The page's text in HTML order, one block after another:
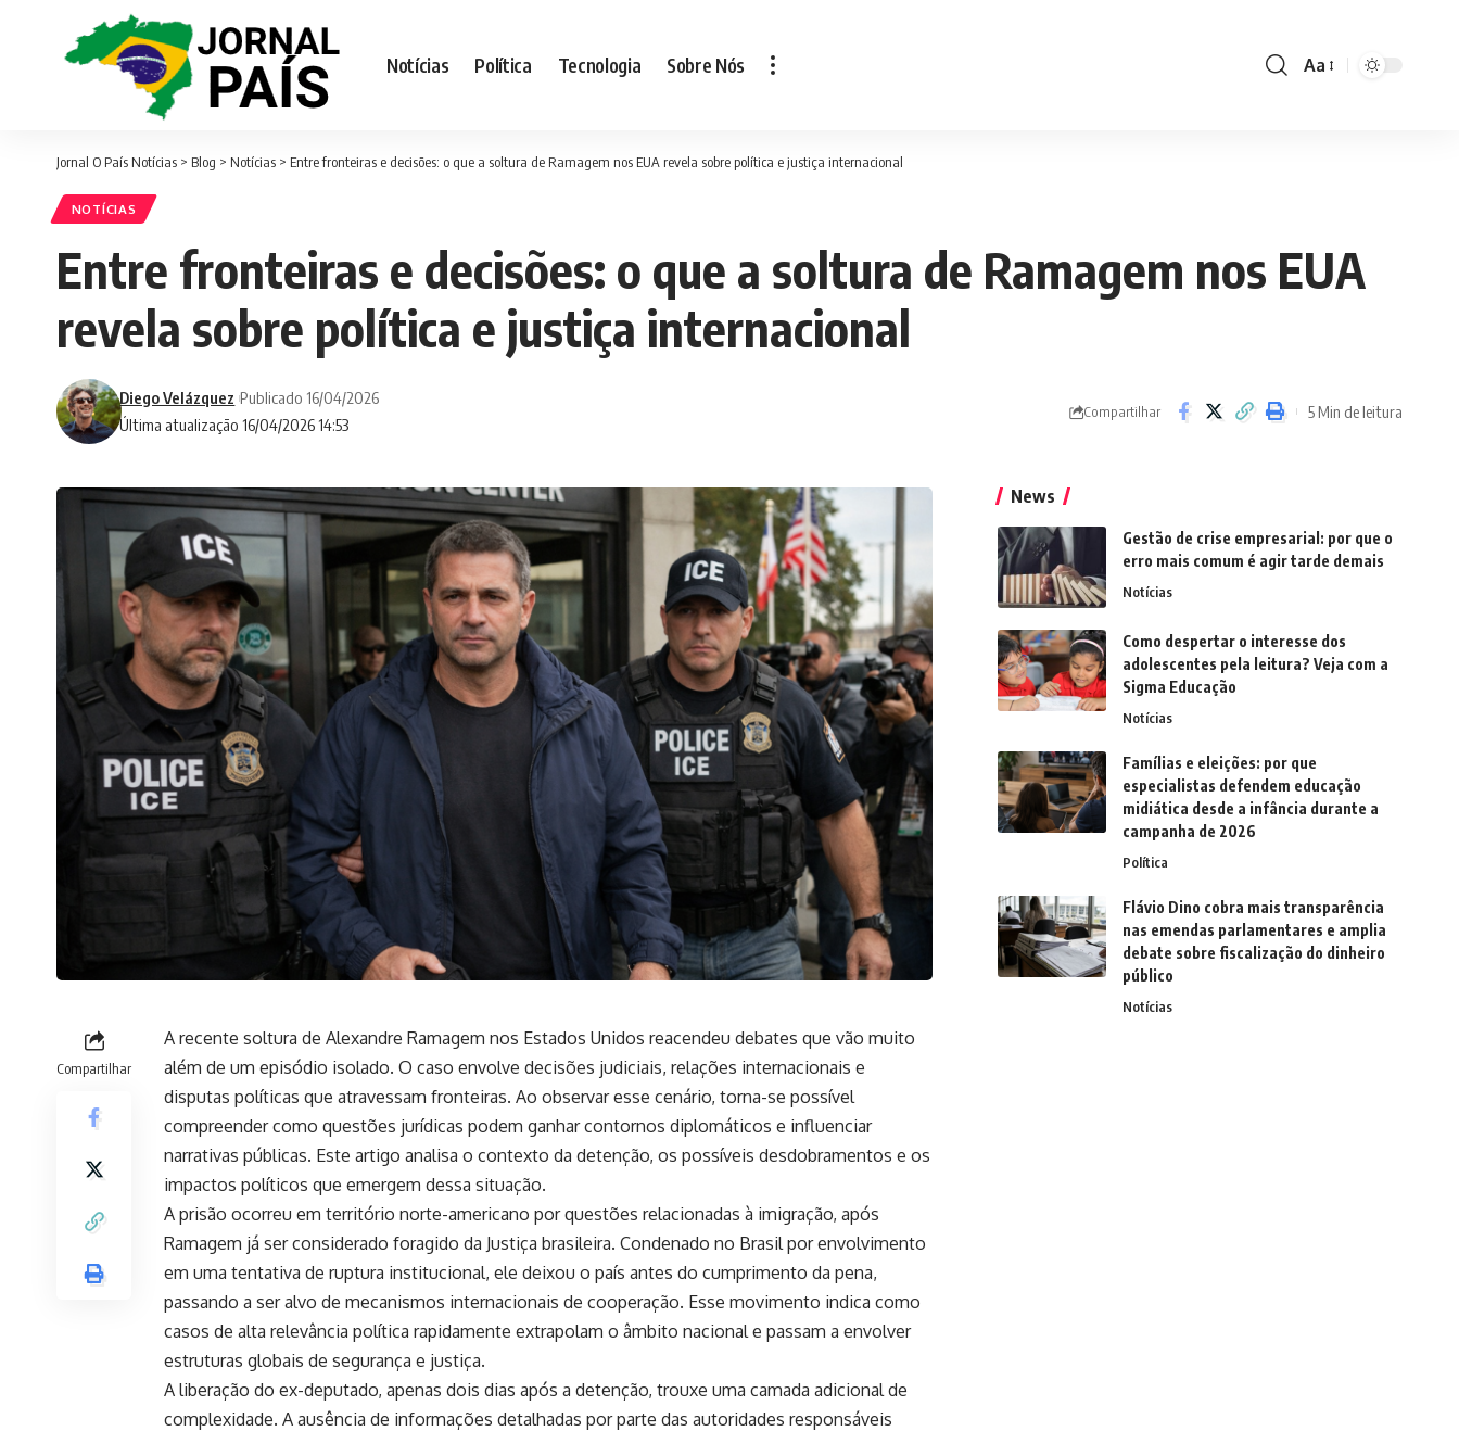
Notícias Política Tecnologia Sobre Nós
Font
Aa
Jornal O País Notícias > Blog > Notícias > Entre fronteiras e decisões: o que a soltura de Ramagem nos EUA revela sobre política e justiça internacional
NOTÍCIAS
Entre fronteiras e decisões: o que a soltura de Ramagem nos EUA
revela sobre política e justiça internacional
Última atualização 16/04/2026 14:53
Diego Velázquez Publicado 16/04/2026
Compartilhar 5 Min de leitura
Compartilhar
A recente soltura de Alexandre Ramagem nos Estados Unidos reacendeu debates que vão muito
além de um episódio isolado. O caso envolve decisões judiciais, relações internacionais e
disputas políticas que atravessam fronteiras. Ao observar esse cenário, torna-se possível
compreender como questões jurídicas podem ganhar contornos diplomáticos e influenciar
narrativas públicas. Este artigo analisa o contexto da detenção, os possíveis desdobramentos e os
impactos políticos que emergem dessa situação.
A prisão ocorreu em território norte-americano por questões relacionadas à imigração, após
Ramagem já ser considerado foragido da Justiça brasileira. Condenado no Brasil por envolvimento
em uma tentativa de ruptura institucional, ele deixou o país antes do cumprimento da pena,
passando a ser alvo de mecanismos internacionais de cooperação. Esse movimento indica como
casos de alta relevância política rapidamente extrapolam o âmbito nacional e passam a envolver
estruturas globais de segurança e justiça.
A liberação do ex-deputado, apenas dois dias após a detenção, trouxe uma camada adicional de
complexidade. A ausência de informações detalhadas por parte das autoridades responsáveis
News
Gestão de crise empresarial: por que o
erro mais comum é agir tarde demais
Notícias
Como despertar o interesse dos
adolescentes pela leitura? Veja com a
Sigma Educação
Notícias
Famílias e eleições: por que
especialistas defendem educação
midiática desde a infância durante a
campanha de 2026
Política
Flávio Dino cobra mais transparência
nas emendas parlamentares e amplia
debate sobre fiscalização do dinheiro
público
Notícias